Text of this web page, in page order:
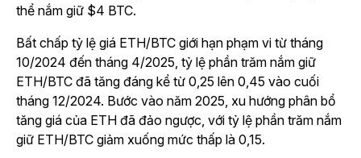
thể nắm giữ $4 BTC.
Bất chấp tỷ lệ giá ETH/BTC giới hạn phạm vi từ tháng
10/2024 đến tháng 4/2025, tỷ lệ phần trăm nắm giữ
ETH/BTC đã tăng đáng kể từ 0,25 lên 0,45 vào cuối
tháng 12/2024. Bước vào năm 2025, xu hướng phân bổ
tăng giá của ETH đã đảo ngược, với tỷ lệ phần trăm nắm
giữ ETH/BTC giảm xuống mức thấp là 0,15.